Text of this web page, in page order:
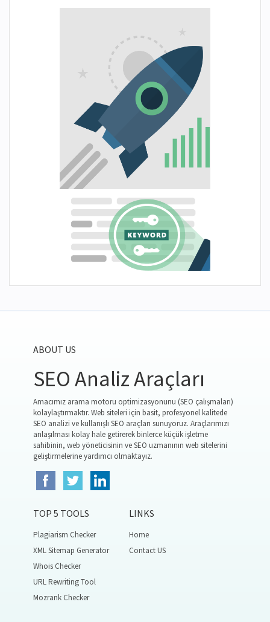
ABOUT US
SEO Analiz Araçları
Amacımız arama motoru optimizasyonunu (SEO çalışmaları)
kolaylaştırmaktır. Web siteleri için basit, profesyonel kalitede
SEO analizi ve kullanışlı SEO araçları sunuyoruz. Araçlarımızı
anlaşılması kolay hale getirerek binlerce küçük işletme
sahibinin, web yöneticisinin ve SEO uzmanının web sitelerini
geliştirmelerine yardımcı olmaktayız.
TOP 5 TOOLS
Plagiarism Checker
XML Sitemap Generator
Whois Checker
URL Rewriting Tool
Mozrank Checker
LINKS
Home
Contact US